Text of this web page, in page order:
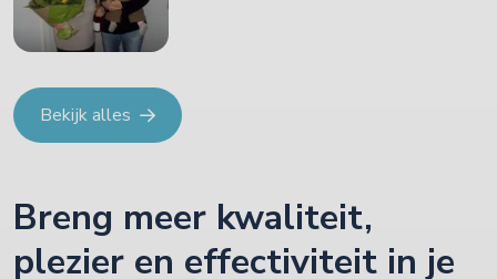
Bekijk alles
Breng meer kwaliteit,
plezier en effectiviteit in je